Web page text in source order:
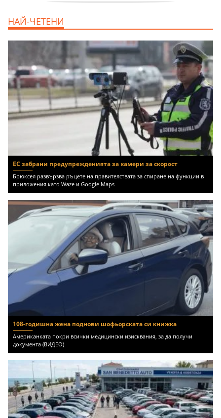
НАЙ-ЧЕТЕНИ
ЕС забрани предупрежденията за камери за скорост
Брюксел развързва ръцете на правителствата за спиране на функции в
приложения като Waze и Google Maps
108-годишна жена поднови шофьорската си книжка
Американката покри всички медицински изисквания, за да получи
документа (ВИДЕО)